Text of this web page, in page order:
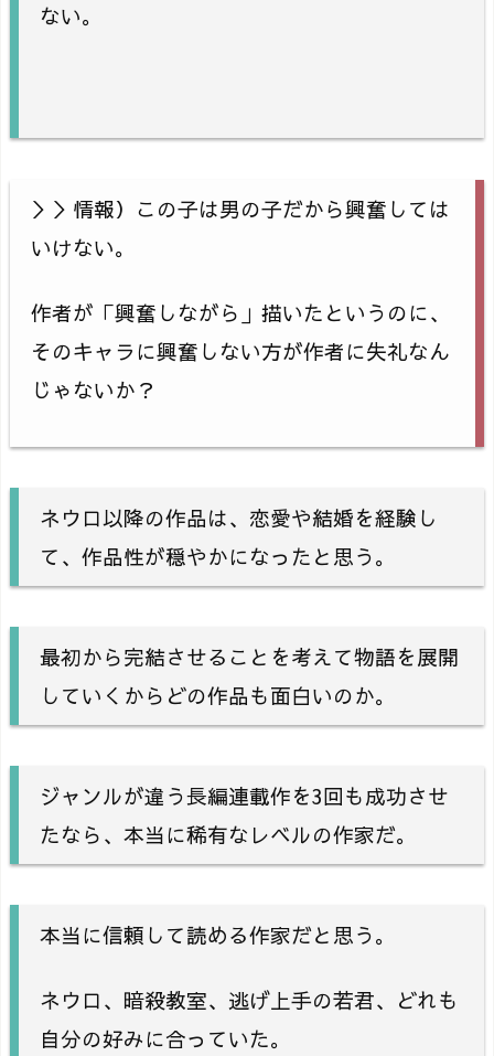
ない。
＞＞情報）この子は男の子だから興奮しては
いけない。
作者が「興奮しながら」描いたというのに、
そのキャラに興奮しない方が作者に失礼なん
じゃないか？
ネウロ以降の作品は、恋愛や結婚を経験し
て、作品性が穏やかになったと思う。
最初から完結させることを考えて物語を展開
していくからどの作品も面白いのか。
ジャンルが違う長編連載作を3回も成功させ
たなら、本当に稀有なレベルの作家だ。
本当に信頼して読める作家だと思う。
ネウロ、暗殺教室、逃げ上手の若君、どれも
自分の好みに合っていた。